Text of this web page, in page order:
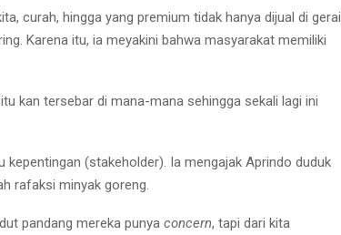
curah, hingga yang premium tidak hanya dijual di gerai
Karena itu, ia meyakini bahwa masyarakat memiliki
kan tersebar di mana-mana sehingga sekali lagi ini
(stakeholder). Ia mengajak Aprindo duduk
rafaksi minyak goreng.
pandang mereka punya concern, tapi dari kita